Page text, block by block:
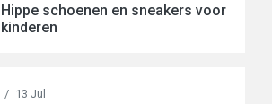
Hippe schoenen en sneakers voor
kinderen
/ 13 Jul